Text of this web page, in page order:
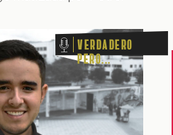
Verdadero
pero...